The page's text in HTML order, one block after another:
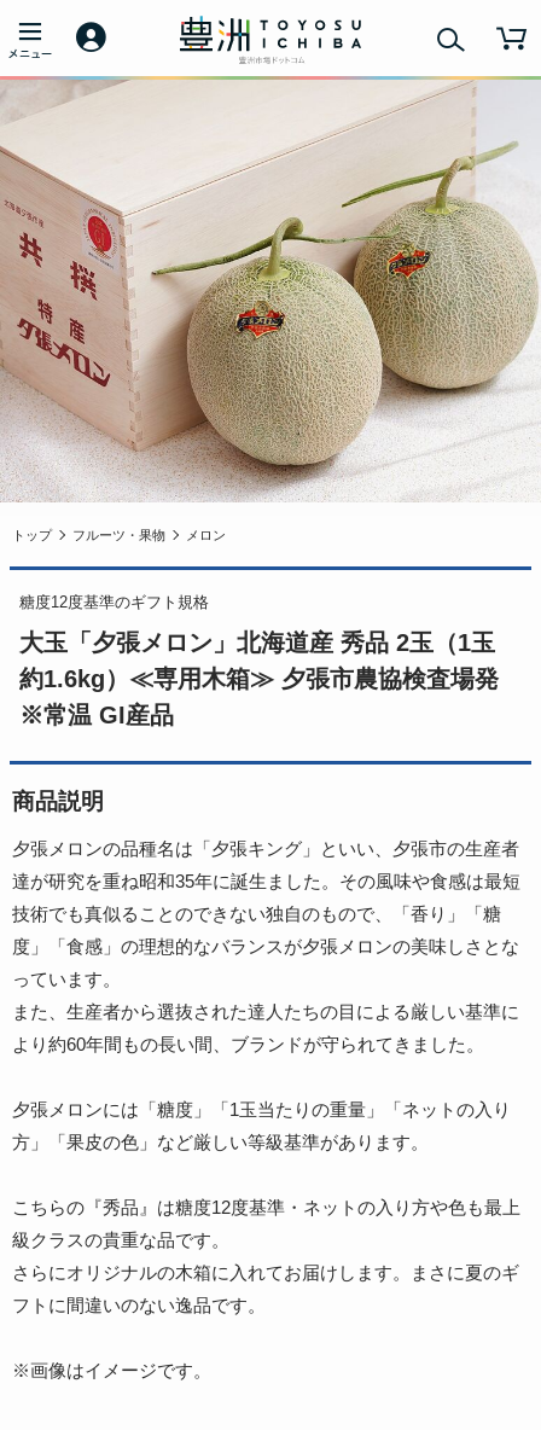
トップ フルーツ・果物 メロン
糖度12度基準のギフト規格
大玉「夕張メロン」北海道産 秀品 2玉（1玉
約1.6kg）≪専用木箱≫ 夕張市農協検査場発
※常温 GI産品
商品説明
夕張メロンの品種名は「夕張キング」といい、夕張市の生産者
達が研究を重ね昭和35年に誕生ました。その風味や食感は最短
技術でも真似ることのできない独自のもので、「香り」「糖
度」「食感」の理想的なバランスが夕張メロンの美味しさとな
っています。
また、生産者から選抜された達人たちの目による厳しい基準に
より約60年間もの長い間、ブランドが守られてきました。
夕張メロンには「糖度」「1玉当たりの重量」「ネットの入り
方」「果皮の色」など厳しい等級基準があります。
こちらの『秀品』は糖度12度基準・ネットの入り方や色も最上
級クラスの貴重な品です。
さらにオリジナルの木箱に入れてお届けします。まさに夏のギ
フトに間違いのない逸品です。
※画像はイメージです。